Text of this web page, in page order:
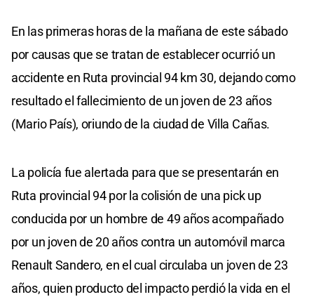
En las primeras horas de la mañana de este sábado
por causas que se tratan de establecer ocurrió un
accidente en Ruta provincial 94 km 30, dejando como
resultado el fallecimiento de un joven de 23 años
(Mario País), oriundo de la ciudad de Villa Cañas.
La policía fue alertada para que se presentarán en
Ruta provincial 94 por la colisión de una pick up
conducida por un hombre de 49 años acompañado
por un joven de 20 años contra un automóvil marca
Renault Sandero, en el cual circulaba un joven de 23
años, quien producto del impacto perdió la vida en el